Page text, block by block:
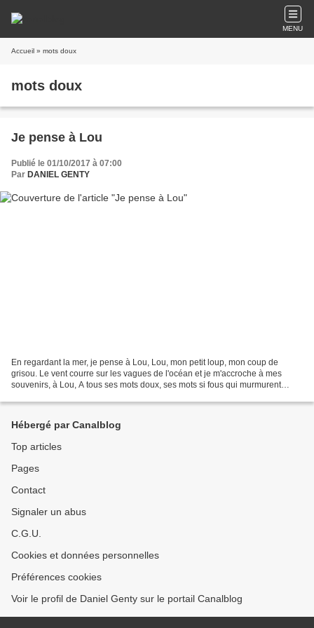
MENU
Accueil » mots doux
mots doux
Je pense à Lou
Publié le 01/10/2017 à 07:00
Par DANIEL GENTY
En regardant la mer, je pense à Lou, Lou, mon petit loup, mon coup de
grisou. Le vent courre sur les vagues de l'océan et je m'accroche à mes
souvenirs, à Lou, A tous ses mots doux, ses mots si fous qui murmurent
Hébergé par Canalblog
Top articles
Pages
Contact
Signaler un abus
C.G.U.
Cookies et données personnelles
Préférences cookies
Voir le profil de Daniel Genty sur le portail Canalblog